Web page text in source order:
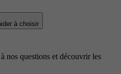
à choisir
nos questions et découvrir les